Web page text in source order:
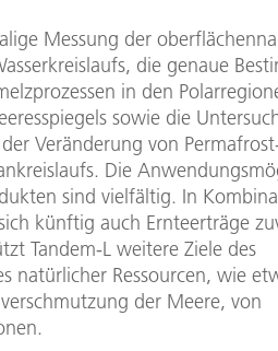
Messung der
die genaue
in den
sowie die
Veränderung von
Die
sind vielfältig. In
künftig auch Ernteerträge
Tandem-L weitere Ziele des
natürlicher Ressourcen, wie
der Meere, von